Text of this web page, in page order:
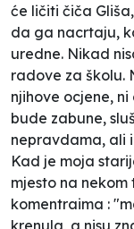
će ličiti čiča
da ga nacrtaju,
uredne. Nikad
radove za školu.
njihove ocjene,
bude zabune,
nepravdama, ali
Kad je moja
mjesto na nekom
komentraima :
krenula, a nisu